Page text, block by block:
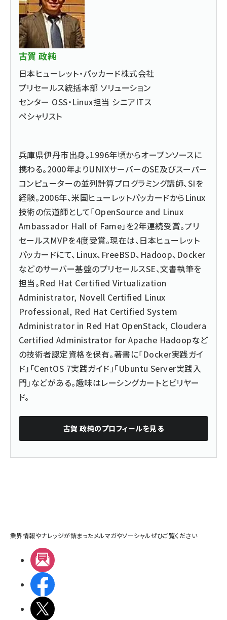
古賀 政純
日本ヒューレット・パッカード株式会社
プリセールス統括本部 ソリューション
センター OSS・Linux担当 シニアITス
ペシャリスト
兵庫県伊丹市出身。1996年頃からオープンソースに
携わる。2000年よりUNIXサーバーのSE及びスーパー
コンピューターの並列計算プログラミング講師、SIを
経験。2006年、米国ヒューレットパッカードからLinux
技術の伝道師として「OpenSource and Linux
Ambassador Hall of Fame」を2年連続受賞。プリ
セールスMVPを4度受賞。現在は、日本ヒューレット
パッカードにて、Linux、FreeBSD、Hadoop、Docker
などのサーバー基盤のプリセールスSE、文書執筆を
担当。Red Hat Certified Virtualization
Administrator, Novell Certified Linux
Professional, Red Hat Certified System
Administrator in Red Hat OpenStack, Cloudera
Certified Administrator for Apache Hadoopなど
の技術者認定資格を保有。著書に「Docker実践ガイ
ド」「CentOS 7実践ガイド」「Ubuntu Server実践入
門」などがある。趣味はレーシングカートとビリヤー
ド。
古賀 政純のプロフィールを見る
業界情報やナレッジが詰まったメルマガやソーシャルぜひご覧ください